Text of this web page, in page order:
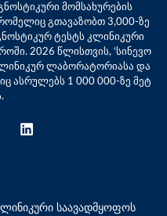
მომსახურების
გთავაზობთ 3,000-ზე
ტესტს კლინიკური
2026 წლისთვის, ‘სინევო
ლაბორატორიასა და
ასრულებს 1 000 000-ზე მეტ
საავადმყოფოს